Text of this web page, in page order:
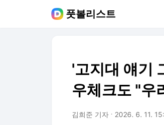
풋볼리스트
'고지대 얘기
우체크도 "우
김희준 기자 2026. 6. 11.